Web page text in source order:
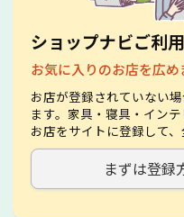
ショップナビご利
お気に入りのお店を広め
お店が登録されていない
ます。家具・寝具・イン
お店をサイトに登録して
まずは登録